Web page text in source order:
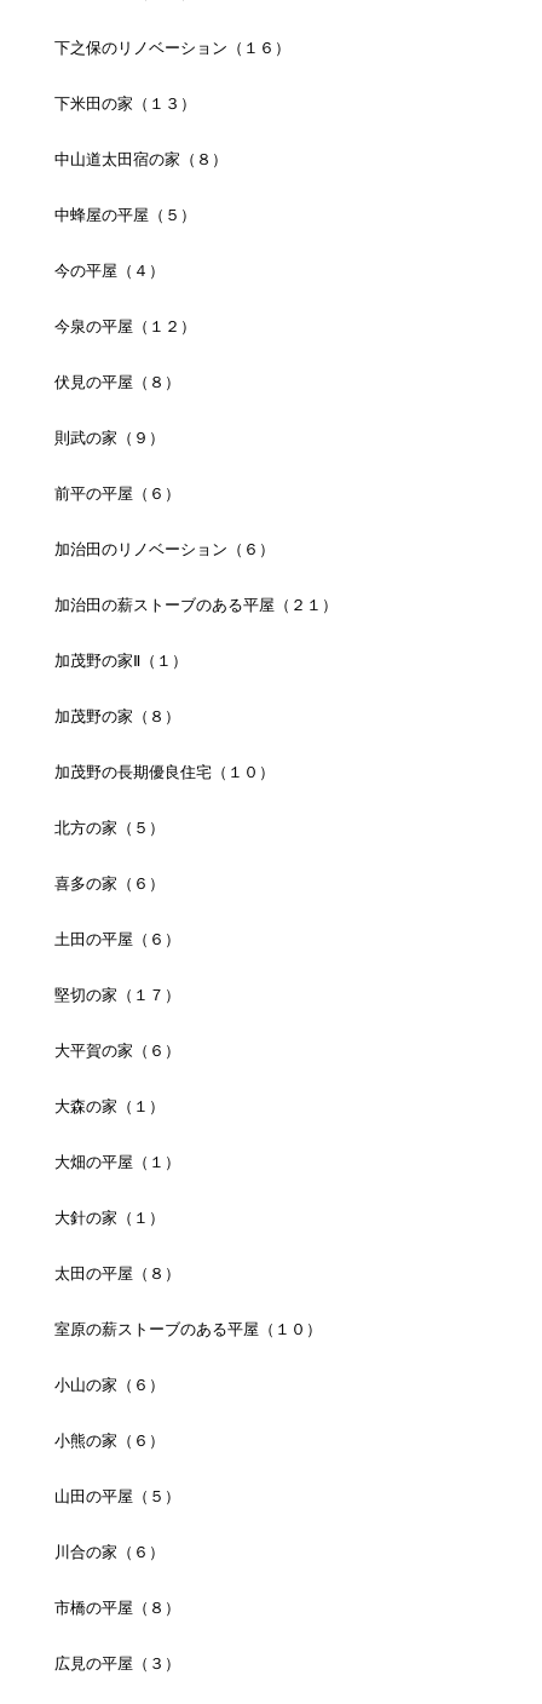
下之保のリノベーション（１６）
下米田の家（１３）
中山道太田宿の家（８）
中蜂屋の平屋（５）
今の平屋（４）
今泉の平屋（１２）
伏見の平屋（８）
則武の家（９）
前平の平屋（６）
加治田のリノベーション（６）
加治田の薪ストーブのある平屋（２１）
加茂野の家Ⅱ（１）
加茂野の家（８）
加茂野の長期優良住宅（１０）
北方の家（５）
喜多の家（６）
土田の平屋（６）
堅切の家（１７）
大平賀の家（６）
大森の家（１）
大畑の平屋（１）
大針の家（１）
太田の平屋（８）
室原の薪ストーブのある平屋（１０）
小山の家（６）
小熊の家（６）
山田の平屋（５）
川合の家（６）
市橋の平屋（８）
広見の平屋（３）